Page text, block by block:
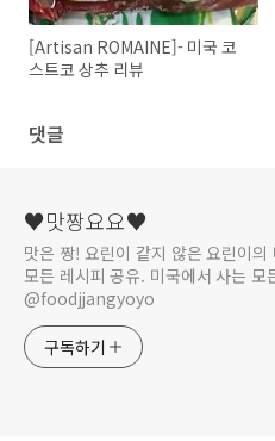
[Artisan ROMAINE]- 미국 코
스트코 상추 리뷰
댓글
♥맛짱요요♥
맛은 짱! 요린이 같지 않은 요린이의
모든 레시피 공유. 미국에서 사는 모
@foodjjangyoyo
구독하기